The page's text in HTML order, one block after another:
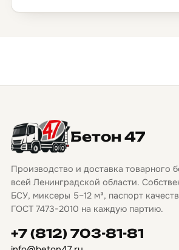
Бетон 47
Производство и доставка товарного
всей Ленинградской области.
БСУ, миксеры 5–12 м³, паспорт
ГОСТ 7473-2010 на каждую партию.
+7 (812) 703-81-81